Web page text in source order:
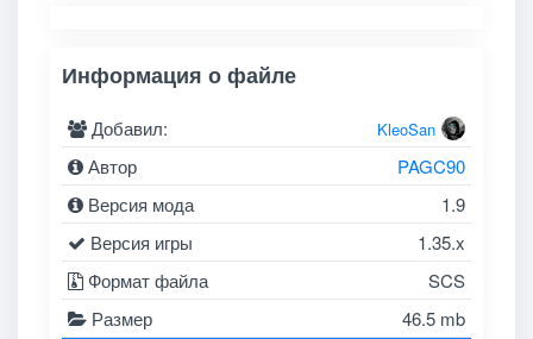
Информация о файле
Добавил: KleoSan
Автор
PAGC90
Версия мода
1.9
Версия игры
1.35.x
Формат файла
SCS
Размер
46.5 mb